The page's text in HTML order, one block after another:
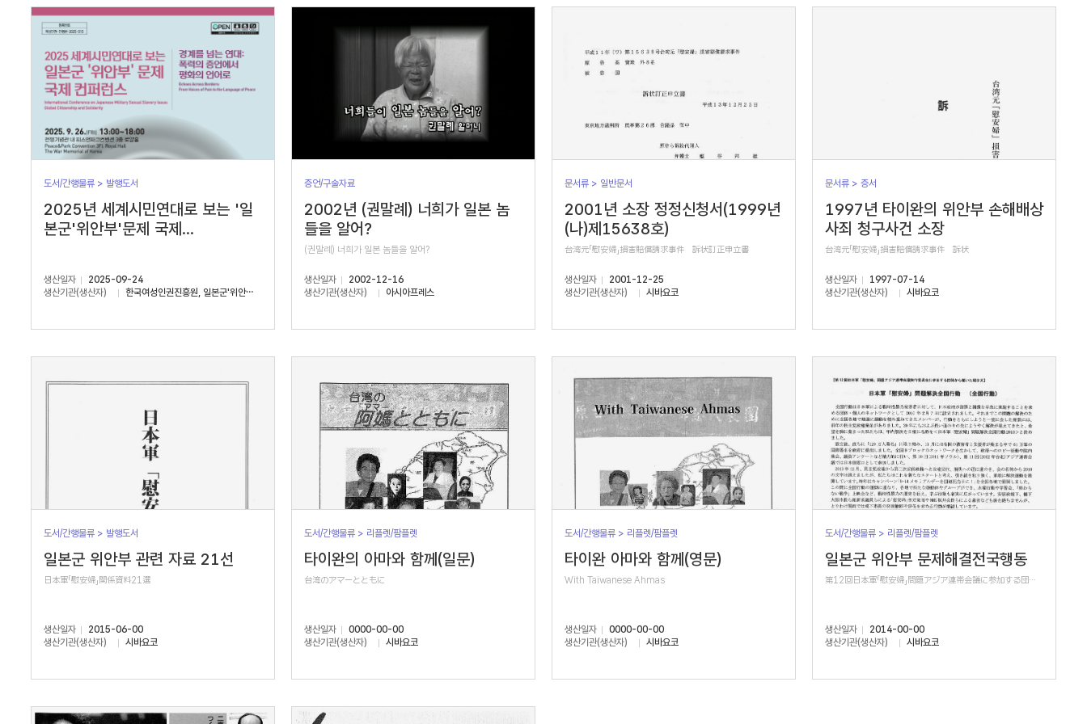
서
수
도서/간행물류 > 발행도서
2025년 세계시민연대로 보는 '일
본군'위안부'문제 국제...
생산일자
2025-09-24
생산기관(생산자)
한국여성인권진흥원, 일본군'위안부'문제연구소
증언/구술자료
2002년 (권말례) 너희가 일본 놈
들을 알어?
(권말례) 너희가 일본 놈들을 알어?
생산일자
2002-12-16
생산기관(생산자)
아시아프레스
문서류 > 일반문서
2001년 소장 정정신청서(1999년
(나)제15638호)
台湾元「慰安婦」損害賠償請求事件 訴状訂正申立書
생산일자
2001-12-25
생산기관(생산자)
시바요코
문서류 > 증서
1997년 타이완의 위안부 손해배상
사죄 청구사건 소장
台湾元「慰安婦」損害賠償請求事件 訴状
생산일자
1997-07-14
생산기관(생산자)
시바요코
도서/간행물류 > 발행도서
일본군 위안부 관련 자료 21선
日本軍「慰安婦」関係資料21選
생산일자
2015-06-00
생산기관(생산자)
시바요코
도서/간행물류 > 리플렛/팜플렛
타이완의 아마와 함께(일문)
台湾のアマーとともに
생산일자
0000-00-00
생산기관(생산자)
시바요코
도서/간행물류 > 리플렛/팜플렛
타이완 아마와 함께(영문)
With Taiwanese Ahmas
생산일자
0000-00-00
생산기관(생산자)
시바요코
도서/간행물류 > 리플렛/팜플렛
일본군 위안부 문제해결전국행동
第12回日本軍「慰安婦」問題アジア連帯会議に参加する団体から届いた紹介文
생산일자
2014-00-00
생산기관(생산자)
시바요코